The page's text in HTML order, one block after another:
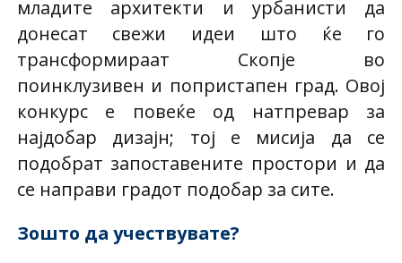
младите архитекти и урбанисти да
донесат свежи идеи што ќе го
трансформираат Скопје во
поинклузивен и попристапен град. Овој
конкурс е повеќе од натпревар за
најдобар дизајн; тој е мисија да се
подобрат запоставените простори и да
се направи градот подобар за сите.
Зошто да учествувате?